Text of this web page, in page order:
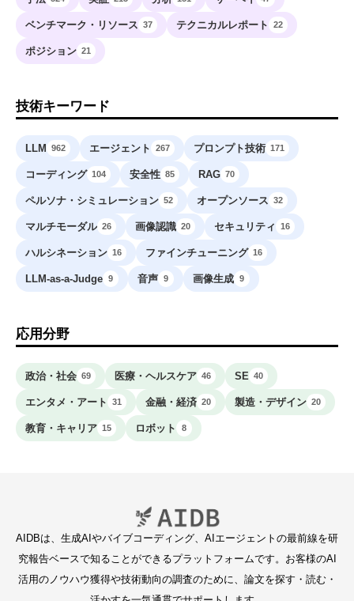
ベンチマーク・リソース 37 テクニカルレポート 22
ポジション 21
技術キーワード
LLM 962 エージェント 267 プロンプト技術 171
コーディング 104 安全性 85 RAG 70
ペルソナ・シミュレーション 52 オープンソース 32
マルチモーダル 26 画像認識 20 セキュリティ 16
ハルシネーション 16 ファインチューニング 16
LLM-as-a-Judge 9 音声 9 画像生成 9
応用分野
政治・社会 69 医療・ヘルスケア 46 SE 40
エンタメ・アート 31 金融・経済 20 製造・デザイン 20
教育・キャリア 15 ロボット 8
AIDBは、生成AIやバイブコーディング、AIエージェントの最前線を研
究報告ベースで知ることができるプラットフォームです。お客様のAI
活用のノウハウ獲得や技術動向の調査のために、論文を探す・読む・